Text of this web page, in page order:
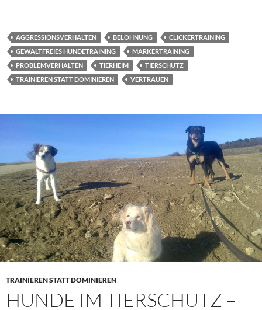
AGGRESSIONSVERHALTEN BELOHNUNG
CLICKERTRAINING
GEWALTFREIES HUNDETRAINING
MARKERTRAINING
PROBLEMVERHALTEN
TIERHEIM
TIERSCHUTZ
TRAINIEREN STATT DOMINIEREN
VERTRAUEN
TRAINIEREN STATT DOMINIEREN
HUNDE IM TIERSCHUTZ –